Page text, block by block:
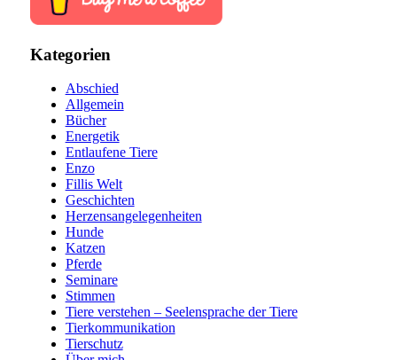
Kategorien
Abschied
Allgemein
Bücher
Energetik
Entlaufene Tiere
Enzo
Fillis Welt
Geschichten
Herzensangelegenheiten
Hunde
Katzen
Pferde
Seminare
Stimmen
Tiere verstehen – Seelensprache der Tiere
Tierkommunikation
Tierschutz